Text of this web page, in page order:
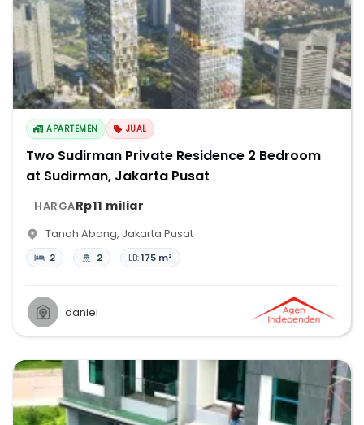
APARTEMEN JUAL
Two Sudirman Private Residence 2 Bedroom
at Sudirman, Jakarta Pusat
HARGARp11 miliar
Tanah Abang, Jakarta Pusat
2 2 LB:175 m²
daniel